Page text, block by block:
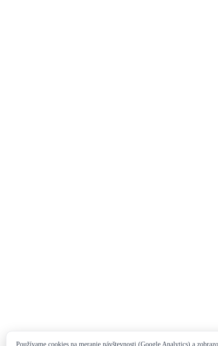
Používame cookies na meranie návštevnosti (Google Analytics) a